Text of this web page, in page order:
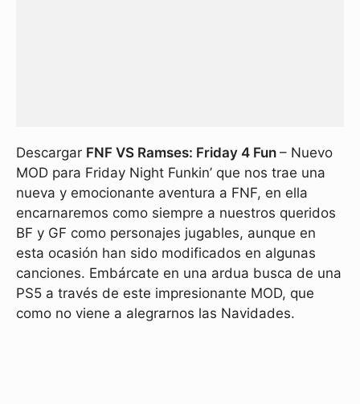
Descargar FNF VS Ramses: Friday 4 Fun – Nuevo
MOD para Friday Night Funkin’ que nos trae una
nueva y emocionante aventura a FNF, en ella
encarnaremos como siempre a nuestros queridos
BF y GF como personajes jugables, aunque en
esta ocasión han sido modificados en algunas
canciones. Embárcate en una ardua busca de una
PS5 a través de este impresionante MOD, que
como no viene a alegrarnos las Navidades.